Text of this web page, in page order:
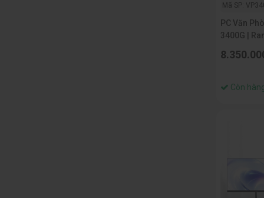
Mã SP:
PC Văn
3400G | Ram 8G | SSD 256G |
Còn